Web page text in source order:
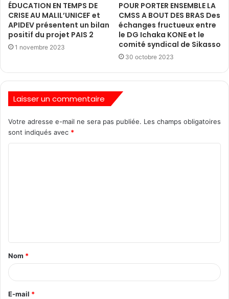
ÉDUCATION EN TEMPS DE
CRISE AU MALIL’UNICEF et
APIDEV présentent un bilan
positif du projet PAIS 2
1 novembre 2023
POUR PORTER ENSEMBLE LA
CMSS A BOUT DES BRAS Des
échanges fructueux entre
le DG Ichaka KONE et le
comité syndical de Sikasso
30 octobre 2023
Laisser un commentaire
Votre adresse e-mail ne sera pas publiée. Les champs obligatoires
sont indiqués avec *
Nom *
E-mail *